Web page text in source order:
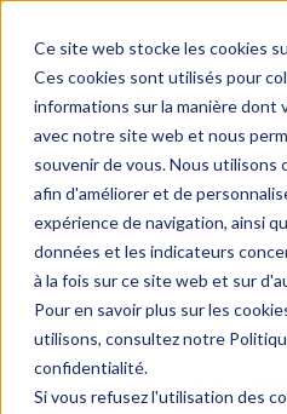
Ce site web stocke les cookies
Ces cookies sont utilisés pour
informations sur la manière dont
avec notre site web et nous
souvenir de vous. Nous utilisons
afin d'améliorer et de
expérience de navigation, ainsi
données et les indicateurs
à la fois sur ce site web et sur
Pour en savoir plus sur les
utilisons, consultez notre
confidentialité.
Si vous refusez l'utilisation des
Diversidées
Mon
Se